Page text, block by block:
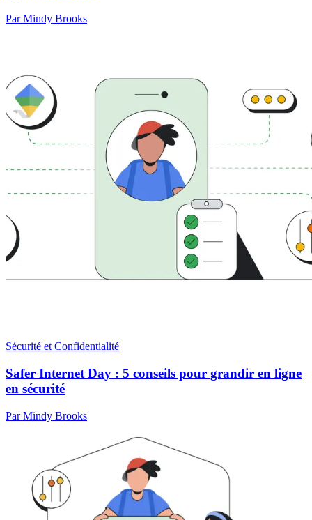
Par Mindy Brooks
Sécurité et Confidentialité
Safer Internet Day : 5 conseils pour grandir en ligne
en sécurité
Par Mindy Brooks